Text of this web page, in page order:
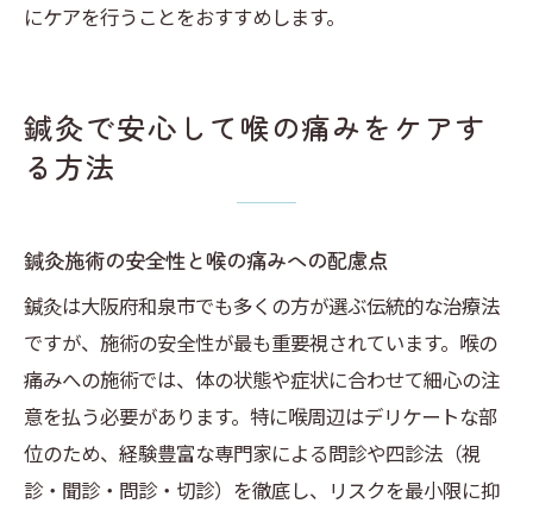
にケアを行うことをおすすめします。
鍼灸で安心して喉の痛みをケアす
る方法
鍼灸施術の安全性と喉の痛みへの配慮点
鍼灸は大阪府和泉市でも多くの方が選ぶ伝統的な治療法
ですが、施術の安全性が最も重要視されています。喉の
痛みへの施術では、体の状態や症状に合わせて細心の注
意を払う必要があります。特に喉周辺はデリケートな部
位のため、経験豊富な専門家による問診や四診法（視
診・聞診・問診・切診）を徹底し、リスクを最小限に抑